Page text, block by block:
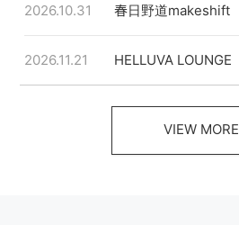
2026.10.31 春日野道makeshift
2026.11.21 HELLUVA LOUNGE
VIEW MORE